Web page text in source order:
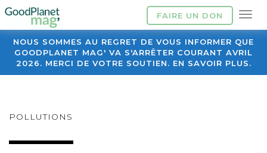
FAIRE UN DON
NOUS SOMMES AU REGRET DE VOUS INFORMER QUE
GOODPLANET MAG' VA S'ARRÊTER COURANT AVRIL
2026. MERCI DE VOTRE SOUTIEN. EN SAVOIR PLUS.
POLLUTIONS